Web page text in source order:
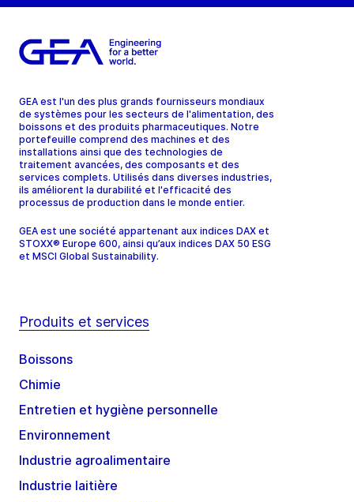
GEA est l'un des plus grands fournisseurs mondiaux
de systèmes pour les secteurs de l'alimentation, des
boissons et des produits pharmaceutiques. Notre
portefeuille comprend des machines et des
installations ainsi que des technologies de
traitement avancées, des composants et des
services complets. Utilisés dans diverses industries,
ils améliorent la durabilité et l'efficacité des
processus de production dans le monde entier.
GEA est une société appartenant aux indices DAX et
STOXX® Europe 600, ainsi qu’aux indices DAX 50 ESG
et MSCI Global Sustainability.
Produits et services
Boissons
Chimie
Entretien et hygiène personnelle
Environnement
Industrie agroalimentaire
Industrie laitière